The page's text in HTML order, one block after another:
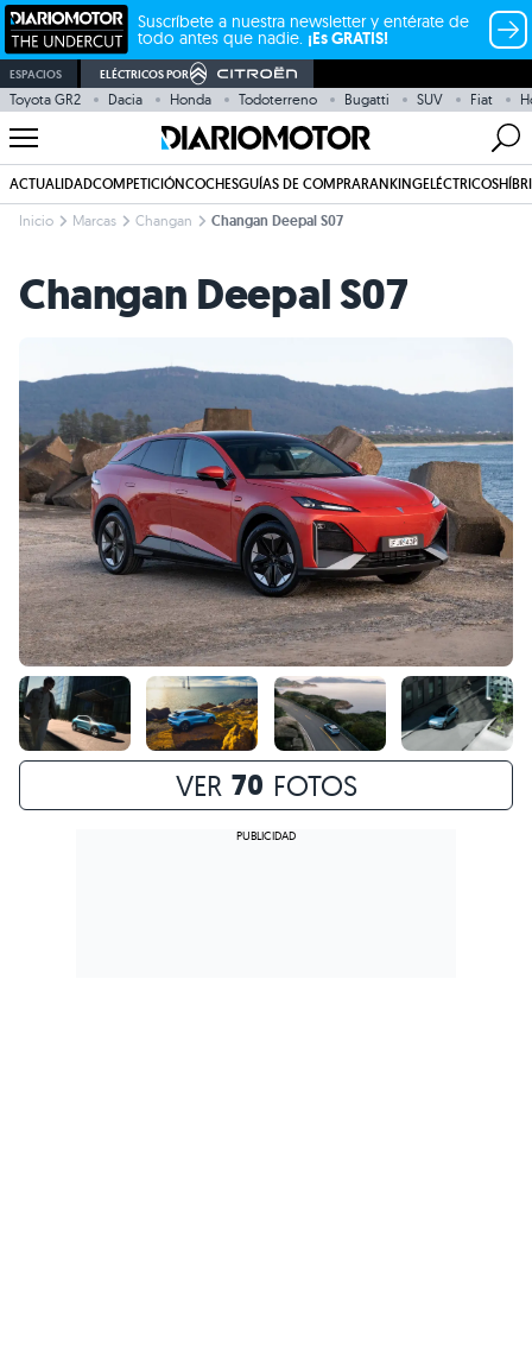
Suscríbete a nuestra newsletter y entérate de
todo antes que nadie. ¡Es GRATIS!
ESPACIOS ELÉCTRICOS POR
Toyota GR2 Dacia Honda Todoterreno Bugatti SUV Fiat
ACTUALIDADCOMPETICIÓNCOCHESGUÍAS DE COMPRARANKINGELÉCTRICOS
Inicio Marcas Changan Changan Deepal S07
Changan Deepal S07
VER 70 FOTOS